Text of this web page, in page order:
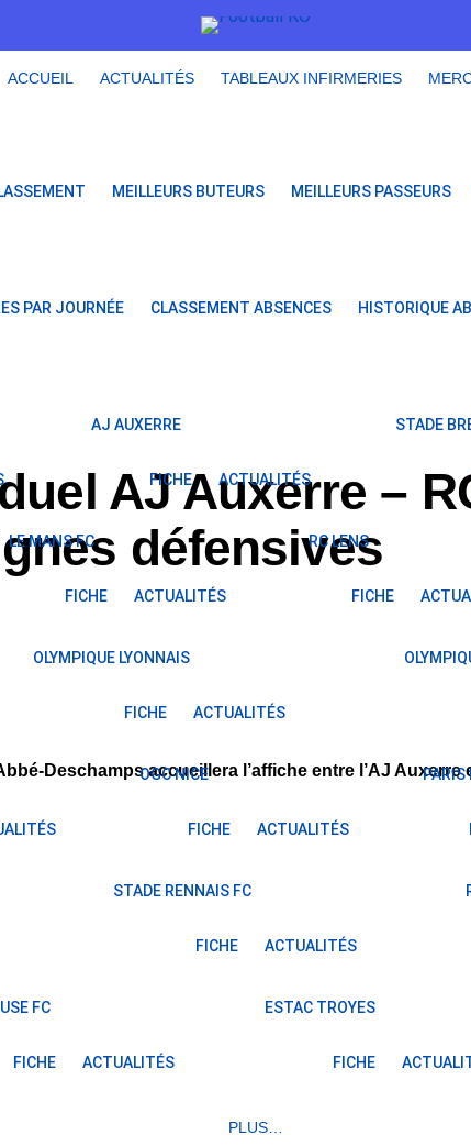
ACCUEIL ACTUALITÉS TABLEAUX INFIRMERIES
MEILLEURS BUTEURS MEILLEURS PASSEURS
PAR JOURNÉE CLASSEMENT ABSENCES HISTORIQUE
AJ AUXERRE
FICHE ACTUALITÉS
STADE
LE MANS FC
FICHE ACTUALITÉS
RC LENS
FICHE
OLYMPIQUE LYONNAIS
FICHE ACTUALITÉS
OGC NICE
FICHE ACTUALITÉS
PARIS
STADE RENNAIS FC
FICHE ACTUALITÉS
FC
FICHE ACTUALITÉS
ESTAC TROYES
FICHE
PLUS…
AJ Auxerre –
défensives
Deschamps accueillera l’affiche entre l’AJ Auxerre